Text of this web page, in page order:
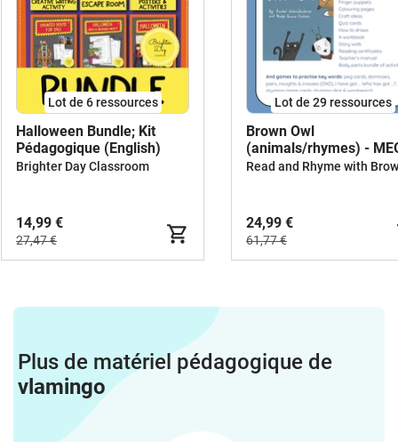
Lot de 6 ressources
Halloween Bundle; Kit
Pédagogique (English)
Brighter Day Classroom
14,99 €
27,47 €
Lot de 29 ressources
Brown Owl
(animals/rhymes) -
BUNDLE
24,99 €
61,77 €
Plus de matériel pédagogique de
vlamingo